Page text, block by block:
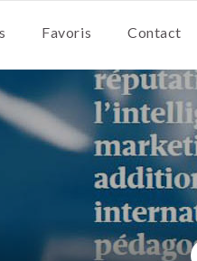
Favoris Contact